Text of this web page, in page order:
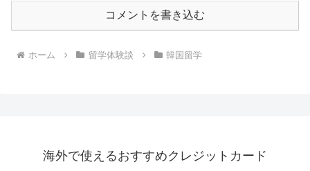
コメントを書き込む
ホーム 留学体験談 韓国留学
海外で使えるおすすめクレジットカード